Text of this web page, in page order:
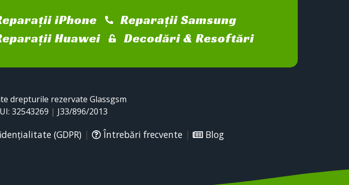
iPhone
Reparații Samsung
Huawei
Decodări & Resoftări
drepturile rezervate Glassgsm
32543269 | J33/896/2013
(GDPR) | Întrebări frecvente | Blog